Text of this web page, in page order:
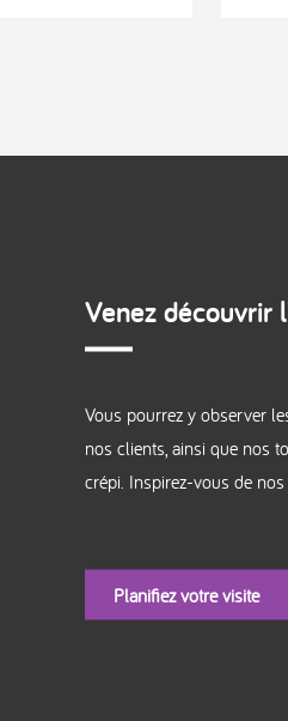
Venez
Vous pourrez y observer
nos clients, ainsi que nos
crépi. Inspirez-vous de
Planifiez votre visite